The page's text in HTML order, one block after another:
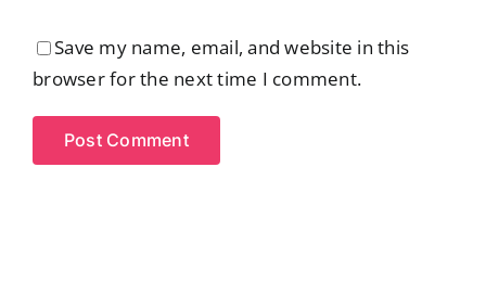
Save my name, email, and website in this
browser for the next time I comment.